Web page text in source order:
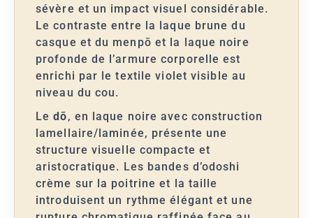
sévère et un impact visuel considérable.
Le contraste entre la laque brune du
casque et du menpō et la laque noire
profonde de l’armure corporelle est
enrichi par le textile violet visible au
niveau du cou.
Ledō, en laque noire avec construction
lamellaire/laminée, présente une
structure visuelle compacte et
aristocratique. Les bandes d’odoshi
crème sur la poitrine et la taille
introduisent un rythme élégant et une